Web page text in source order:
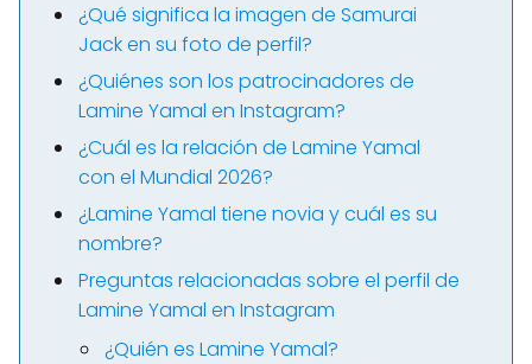
¿Qué significa la imagen de Samurai
Jack en su foto de perfil?
¿Quiénes son los patrocinadores de
Lamine Yamal en Instagram?
¿Cuál es la relación de Lamine Yamal
con el Mundial 2026?
¿Lamine Yamal tiene novia y cuál es su
nombre?
Preguntas relacionadas sobre el perfil de
Lamine Yamal en Instagram
¿Quién es Lamine Yamal?